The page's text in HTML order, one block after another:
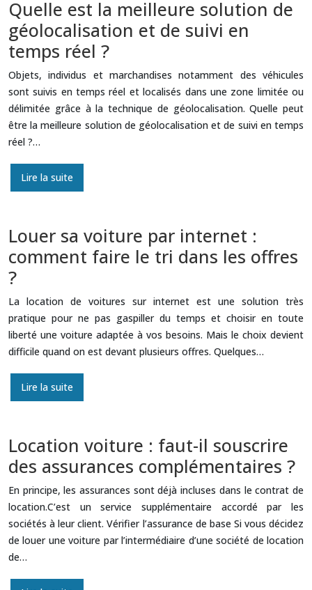
Quelle est la meilleure solution de
géolocalisation et de suivi en
temps réel ?
Objets, individus et marchandises notamment des véhicules
sont suivis en temps réel et localisés dans une zone limitée ou
délimitée grâce à la technique de géolocalisation. Quelle peut
être la meilleure solution de géolocalisation et de suivi en temps
réel ?…
Lire la suite
Louer sa voiture par internet :
comment faire le tri dans les offres
?
La location de voitures sur internet est une solution très
pratique pour ne pas gaspiller du temps et choisir en toute
liberté une voiture adaptée à vos besoins. Mais le choix devient
difficile quand on est devant plusieurs offres. Quelques…
Lire la suite
Location voiture : faut-il souscrire
des assurances complémentaires ?
En principe, les assurances sont déjà incluses dans le contrat de
location.C’est un service supplémentaire accordé par les
sociétés à leur client. Vérifier l’assurance de base Si vous décidez
de louer une voiture par l’intermédiaire d’une société de location
de…